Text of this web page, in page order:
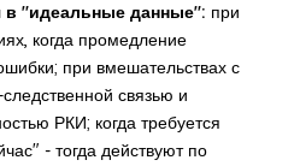
в "идеальные данные": при
когда промедление
при вмешательствах с
связью и
РКИ; когда требуется
- тогда действуют по